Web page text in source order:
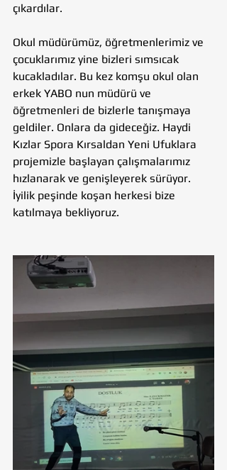
çıkardılar.
Okul müdürümüz, öğretmenlerimiz ve
çocuklarımız yine bizleri sımsıcak
kucakladılar. Bu kez komşu okul olan
erkek YABO nun müdürü ve
öğretmenleri de bizlerle tanışmaya
geldiler. Onlara da gideceğiz. Haydi
Kızlar Spora Kırsaldan Yeni Ufuklara
projemizle başlayan çalışmalarımız
hızlanarak ve genişleyerek sürüyor.
İyilik peşinde koşan herkesi bize
katılmaya bekliyoruz.